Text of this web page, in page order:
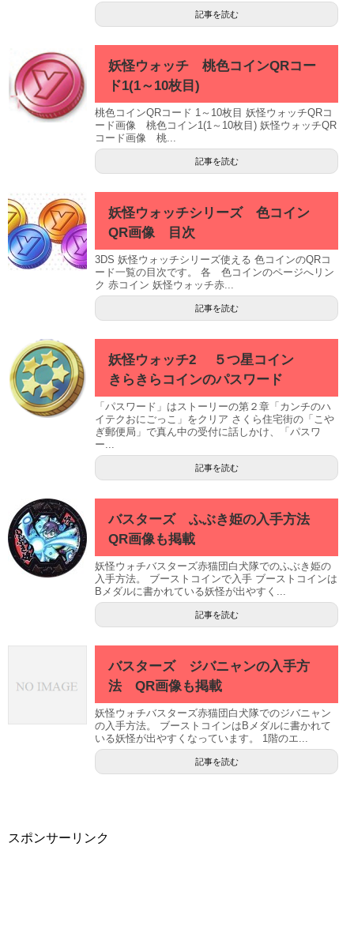
記事を読む
妖怪ウォッチ 桃色コインQRコー
ド1(1～10枚目)
桃色コインQRコード 1～10枚目 妖怪ウォッチQRコ
ード画像 桃色コイン1(1～10枚目) 妖怪ウォッチQR
コード画像 桃...
記事を読む
妖怪ウォッチシリーズ 色コイン
QR画像 目次
3DS 妖怪ウォッチシリーズ使える 色コインのQRコ
ード一覧の目次です。 各 色コインのページへリン
ク 赤コイン 妖怪ウォッチ赤...
記事を読む
妖怪ウォッチ2 ５つ星コイン
きらきらコインのパスワード
「パスワード」はストーリーの第２章「カンチのハ
イテクおにごっこ」をクリア さくら住宅街の「こや
ぎ郵便局」で真ん中の受付に話しかけ、「パスワ
ー...
記事を読む
バスターズ ふぶき姫の入手方法
QR画像も掲載
妖怪ウォチバスターズ赤猫団白犬隊でのふぶき姫の
入手方法。 ブーストコインで入手 ブーストコインは
Bメダルに書かれている妖怪が出やすく...
記事を読む
バスターズ ジバニャンの入手方
法 QR画像も掲載
妖怪ウォチバスターズ赤猫団白犬隊でのジバニャン
の入手方法。 ブーストコインはBメダルに書かれて
いる妖怪が出やすくなっています。 1階のエ...
記事を読む
スポンサーリンク